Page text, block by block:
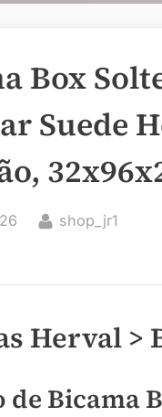
Box
Suede
By
shop_jr1
Herval >
de Bicama